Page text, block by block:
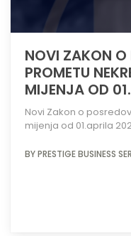
NOVI ZAKON O
PROMETU
MIJENJA OD
Novi Zakon o
mijenja od 01.aprila
BY PRESTIGE BUSINESS